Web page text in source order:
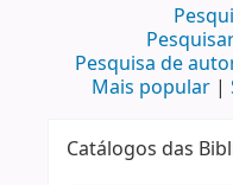
Pesquisa de
Mais popular
Catálogos das